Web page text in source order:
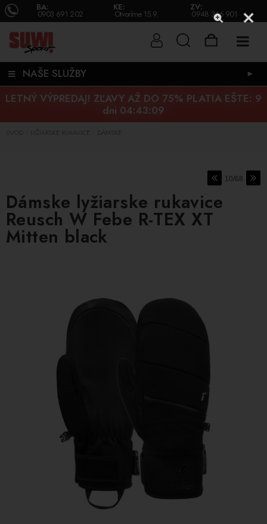
BA:
0903 691 202
KE:
Otvoríme 15.9.
ZV:
0948 346 901
NAŠE SLUŽBY ►
LETNÝ VÝPREDAJ! ZĽAVY AŽ DO 75% PLATIA EŠTE: 9
dni 04:43:08
ÚVOD LYŽIARSKE RUKAVICE DÁMSKE
10/68
Dámske lyžiarske rukavice
Reusch W Febe R-TEX XT
Mitten black